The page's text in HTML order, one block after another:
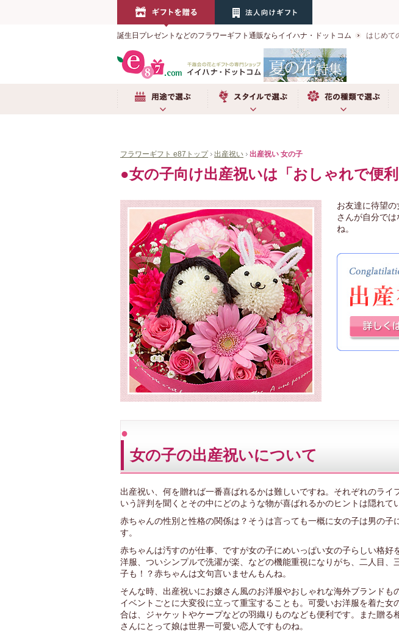
誕生日プレゼントなどのフラワーギフト通販ならイイハナ・ドットコム はじめて
フラワーギフト e87トップ 出産祝い 出産祝い 女の子
女の子向け出産祝いは「おしゃれで便
お友達に待望
さんが自分で
ね。
女の子の出産祝いについて
出産祝い、何を贈れば一番喜ばれるかは難しいですね。それぞれのラ
いう評判を聞くとその中にどのような物が喜ばれるかのヒントは隠れて
赤ちゃんの性別と性格の関係は？そうは言っても一概に女の子は男の
す。
赤ちゃんは汚すのが仕事、ですが女の子にめいっぱい女の子らしい格
洋服、ついシンプルで洗濯が楽、などの機能重視になりがち、二人目
子も！？赤ちゃんは文句言いませんもんね。
そんな時、出産祝いにお嬢さん風のお洋服やおしゃれな海外ブランド
イベントごとに大変役に立って重宝することも。可愛いお洋服を着た
合は、ジャケットやケープなどの羽織りものなども便利です。また贈
さんにとって娘は世界一可愛い恋人ですものね。